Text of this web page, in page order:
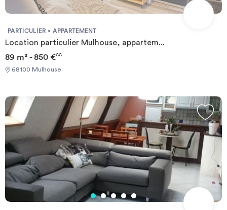
PARTICULIER APPARTEMENT
Location particulier Mulhouse, appartem...
89 m² - 850 €CC
68100 Mulhouse